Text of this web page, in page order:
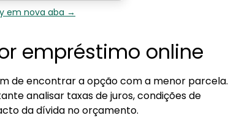
em nova aba →
empréstimo online
de encontrar a opção com a menor parcela.
analisar taxas de juros, condições de
da dívida no orçamento.